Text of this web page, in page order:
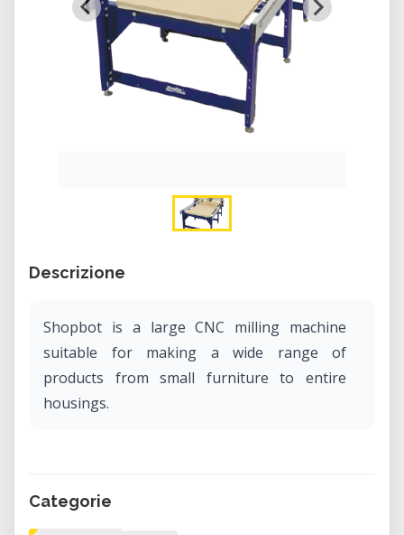
Descrizione
Shopbot is a large CNC milling machine
suitable for making a wide range of
products from small furniture to entire
housings.
Categorie